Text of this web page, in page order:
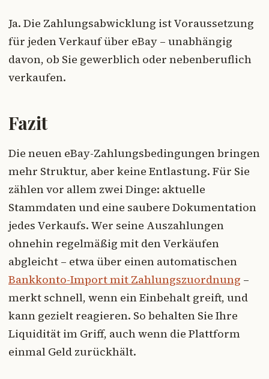
Ja. Die Zahlungsabwicklung ist Voraussetzung
für jeden Verkauf über eBay – unabhängig
davon, ob Sie gewerblich oder nebenberuflich
verkaufen.
Fazit
Die neuen eBay-Zahlungsbedingungen bringen
mehr Struktur, aber keine Entlastung. Für Sie
zählen vor allem zwei Dinge: aktuelle
Stammdaten und eine saubere Dokumentation
jedes Verkaufs. Wer seine Auszahlungen
ohnehin regelmäßig mit den Verkäufen
abgleicht – etwa über einen automatischen
Bankkonto-Import mit Zahlungszuordnung –
merkt schnell, wenn ein Einbehalt greift, und
kann gezielt reagieren. So behalten Sie Ihre
Liquidität im Griff, auch wenn die Plattform
einmal Geld zurückhält.